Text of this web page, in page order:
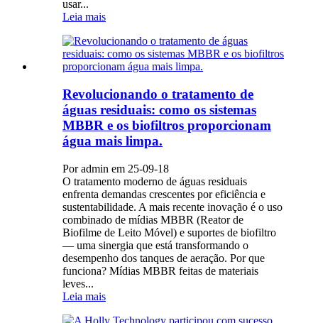
usar...
Leia mais
Revolucionando o tratamento de
águas residuais: como os sistemas
MBBR e os biofiltros proporcionam
água mais limpa.
Por admin em 25-09-18
O tratamento moderno de águas residuais
enfrenta demandas crescentes por eficiência e
sustentabilidade. A mais recente inovação é o uso
combinado de mídias MBBR (Reator de
Biofilme de Leito Móvel) e suportes de biofiltro
— uma sinergia que está transformando o
desempenho dos tanques de aeração. Por que
funciona? Mídias MBBR feitas de materiais
leves...
Leia mais